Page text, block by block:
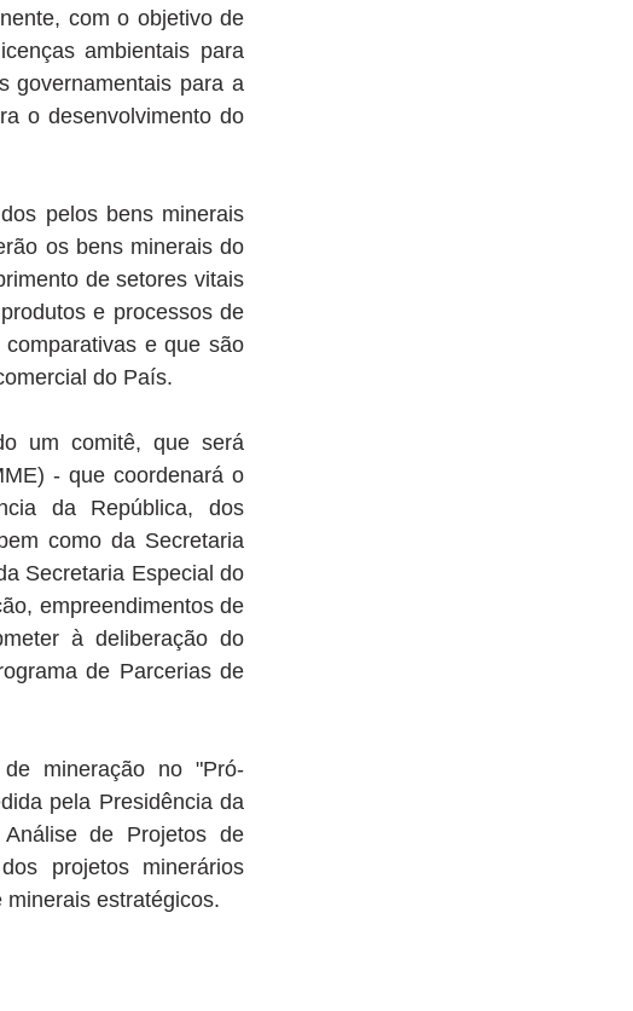
com o objetivo de
ambientais para
governamentais para a
o desenvolvimento do
pelos bens minerais
os bens minerais do
de setores vitais
e processos de
e que são
do País.
um comitê, que será
- que coordenará o
da República, dos
como da Secretaria
Secretaria Especial do
empreendimentos de
à deliberação do
de Parcerias de
mineração no "Pró-
pela Presidência da
de Projetos de
projetos minerários
estratégicos.